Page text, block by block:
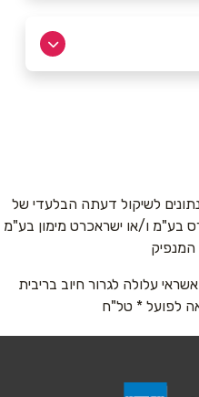
לשיקול דעתה הבלעדי של
בע"מ ו/או ישראכרט מימון בע"מ
המנפיק
עלולה לגרור חיוב בריבית
לפועל * טל"ח